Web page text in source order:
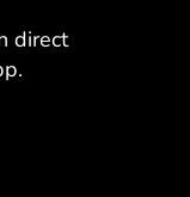
direct